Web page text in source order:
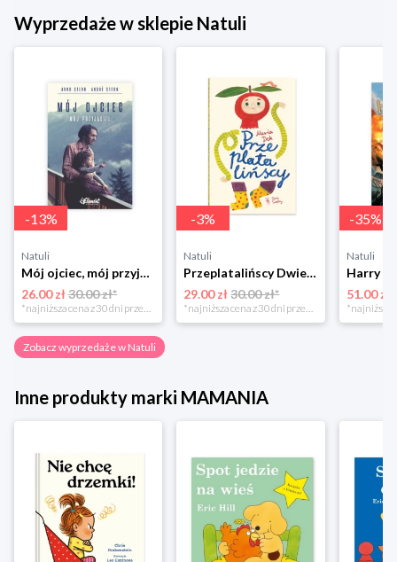
Wyprzedaże w sklepie Natuli
-13%
Natuli
Mój ojciec, mój przyjaciel Element
26.00 zł30.00 zł*
*najniższa cena z 30 dni przed obniżką
-3%
Natuli
Przeplatalińscy Dwie siostry
29.00 zł 30.00 zł*
*najniższa cena z 30 dni przed obniżką
-35%
Natuli
51.00 zł
Zobacz wyprzedaże w Natuli
Inne produkty marki MAMANIA